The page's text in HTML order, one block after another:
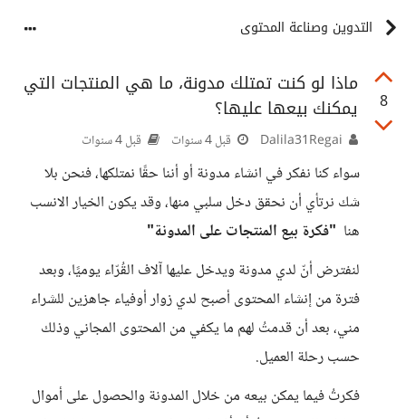
التدوين وصناعة المحتوى
8
ماذا لو كنت تمتلك مدونة، ما هي المنتجات التي
يمكنك بيعها عليها؟
قبل 4 سنوات قبل 4 سنوات
سواء كنا نفكر في انشاء مدونة أو أننا حقًا نمتلكها، فنحن بلا
شك نرتأي أن نحقق دخل سلبي منها، وقد يكون الخيار الانسب
هنا "فكرة بيع المنتجات على المدونة"
لنفترض أنّ لدي مدونة ويدخل عليها آلاف القُرّاء يوميًا، وبعد
فترة من إنشاء المحتوى أصبح لدي زوار أوفياء جاهزين للشراء
مني، بعد أن قدمتُ لهم ما يكفي من المحتوى المجاني وذلك
حسب رحلة العميل.
فكرتُ فيما يمكن بيعه من خلال المدونة والحصول على أموال